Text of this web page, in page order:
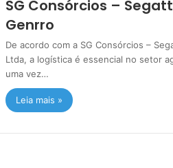
SG Consórcios –
Genrro
De acordo com a SG Consórcios –
Ltda, a logística é essencial no setor
uma vez…
Leia mais »